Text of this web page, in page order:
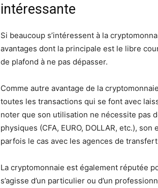
intéressante
Si beaucoup s’intéressent à la
avantages dont la principale est le libre
de plafond à ne pas dépasser.
Comme autre avantage de la
toutes les transactions qui se font avec
noter que son utilisation ne nécessite pas
physiques (CFA, EURO, DOLLAR, etc.),
parfois le cas avec les agences de transfert
La cryptomonnaie est également réputée
s’agisse d’un particulier ou d’un